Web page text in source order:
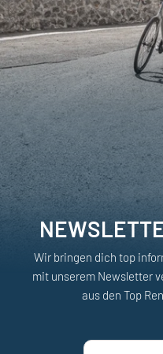
Wir bringen dich top
mit unserem Newsletter
aus den Top